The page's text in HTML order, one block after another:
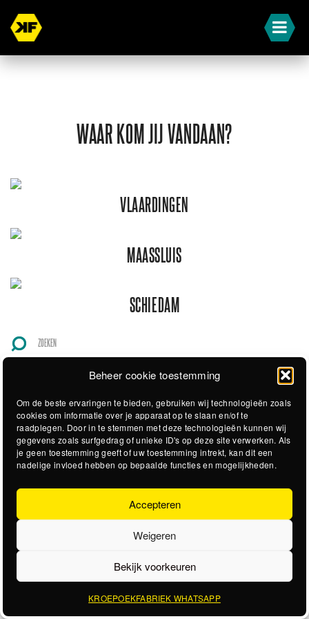
Beheer cookie toestemming
Om de beste ervaringen te bieden, gebruiken wij technologieën zoals
cookies om informatie over je apparaat op te slaan en/of te
raadplegen. Door in te stemmen met deze technologieën kunnen wij
gegevens zoals surfgedrag of unieke ID's op deze site verwerken. Als
je geen toestemming geeft of uw toestemming intrekt, kan dit een
nadelige invloed hebben op bepaalde functies en mogelijkheden.
Accepteren
Weigeren
Bekijk voorkeuren
KROEPOEKFABRIEK WHATSAPP
WAAR KOM JIJ VANDAAN?
VLAARDINGEN
MAASSLUIS
SCHIEDAM